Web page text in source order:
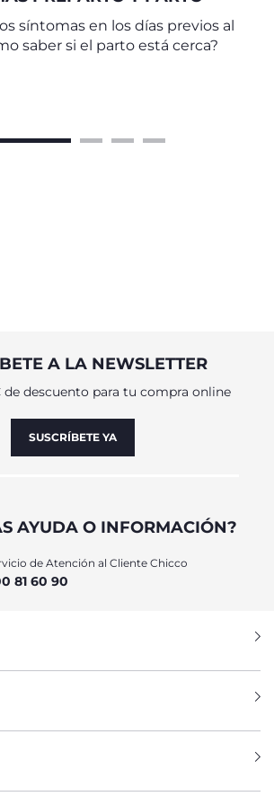
síntomas en los días previos al
saber si el parto está cerca?
A LA NEWSLETTER
de descuento para tu compra online
SUSCRÍBETE YA
AYUDA O INFORMACIÓN?
de Atención al Cliente Chicco
81 60 90